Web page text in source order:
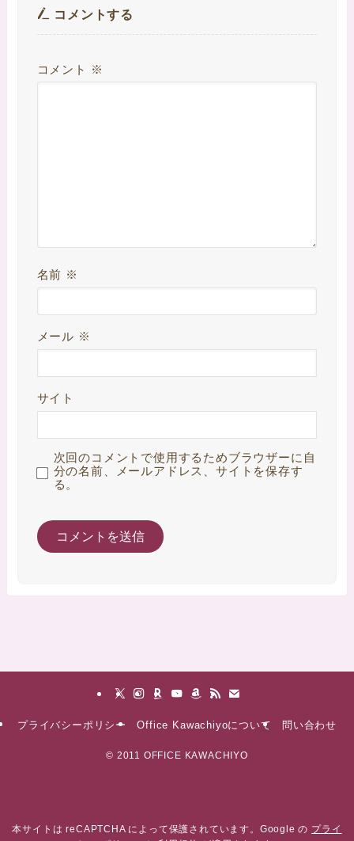
コメントする
コメント ※
名前 ※
メール ※
サイト
次回のコメントで使用するためブラウザーに自
分の名前、メールアドレス、サイトを保存す
る。
プライバシーポリシー Office Kawachiyoについて 問い合わせ
© 2011 OFFICE KAWACHIYO
本サイトは reCAPTCHA によって保護されています。Google の プライ